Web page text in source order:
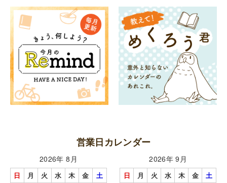
営業日カレンダー
2026年 8月
日 月 火 水 木 金 土
2026年 9月
日 月 火 水 木 金 土